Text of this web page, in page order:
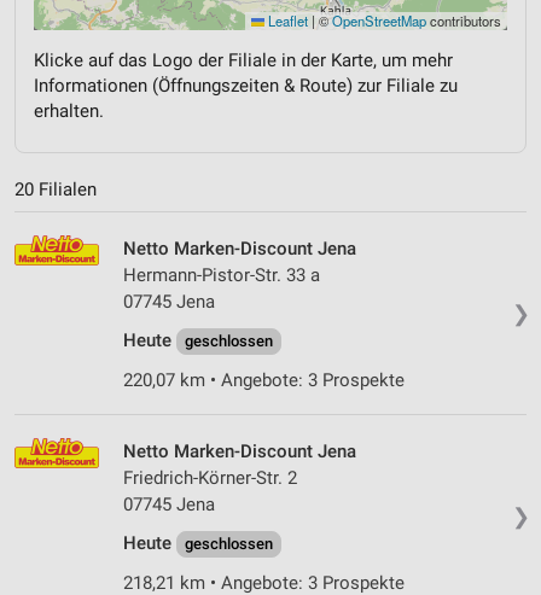
Leaflet | ©OpenStreetMapcontributors
Klicke auf das Logo der Filiale in der Karte, um mehr
Informationen (Öffnungszeiten & Route) zur Filiale zu
erhalten.
20 Filialen
❯
Netto Marken-Discount Jena
Hermann-Pistor-Str. 33 a
07745 Jena
Heute
geschlossen
220,07 km • Angebote: 3 Prospekte
❯
Netto Marken-Discount Jena
Friedrich-Körner-Str. 2
07745 Jena
Heute
geschlossen
218,21 km • Angebote: 3 Prospekte